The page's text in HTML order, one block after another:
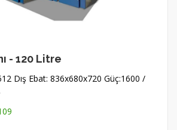
- 120 Litre
Dış Ebat: 836x680x720 Güç:1600 /